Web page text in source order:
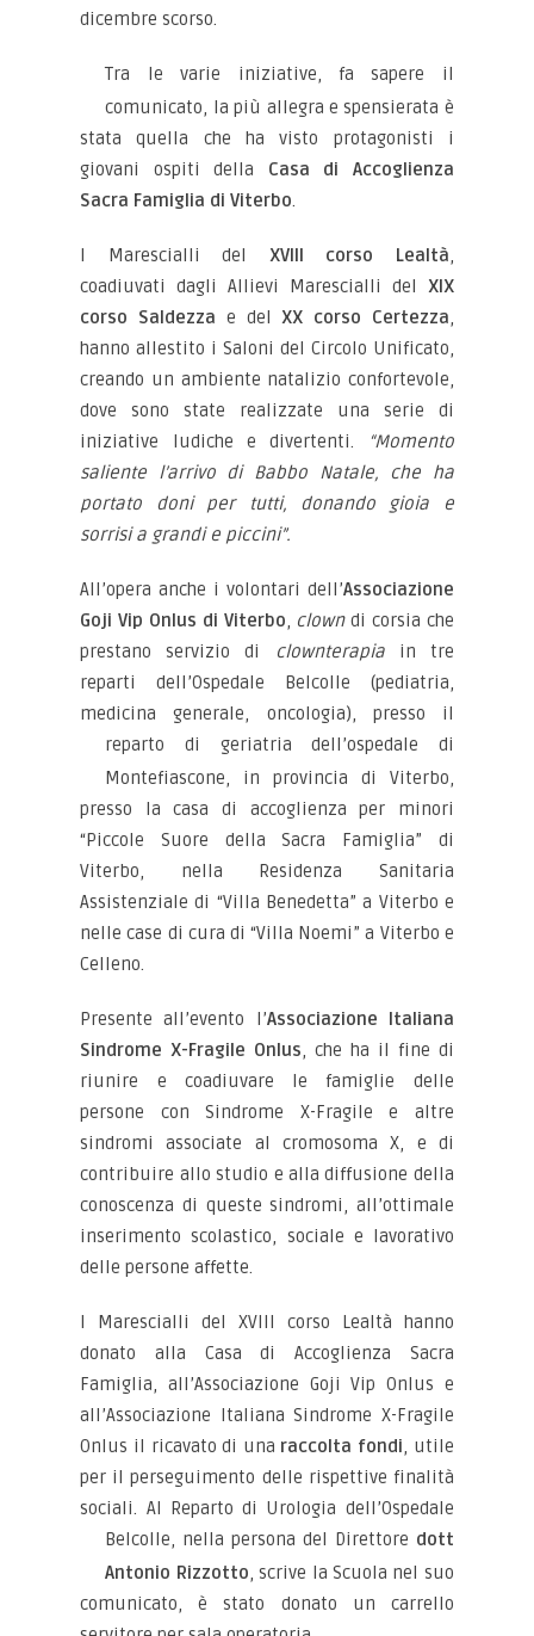
dicembre scorso.
Tra le varie iniziative, fa sapere il
comunicato, la più allegra e spensierata è
stata quella che ha visto protagonisti i
giovani ospiti della Casa di Accoglienza
Sacra Famiglia di Viterbo.
I Marescialli del XVIII corso Lealtà,
coadiuvati dagli Allievi Marescialli del
XIX
corso Saldezza e del XX corso Certezza,
hanno allestito i Saloni del Circolo Unificato,
creando un ambiente natalizio confortevole,
dove sono state realizzate una serie di
iniziative ludiche e divertenti.
“Momento
saliente l’arrivo di Babbo Natale, che ha
portato doni per tutti, donando gioia e
sorrisi a grandi e piccini”.
All’opera anche i volontari dell’Associazione
Goji Vip Onlus di Viterbo, clowndi corsia che
prestano servizio di
clownterapiain tre
reparti dell’Ospedale Belcolle (pediatria,
medicina generale, oncologia), presso il
reparto di geriatria dell’ospedale di
Montefiascone, in provincia di Viterbo,
presso la casa di accoglienza per minori
“Piccole Suore della Sacra Famiglia” di
Viterbo, nella Residenza Sanitaria
Assistenziale di “Villa Benedetta” a Viterbo e
nelle case di cura di “Villa Noemi” a Viterbo e
Celleno.
Presente all’evento l’Associazione Italiana
Sindrome X-Fragile Onlus, che ha il fine di
riunire e coadiuvare le famiglie delle
persone con Sindrome X-Fragile e altre
sindromi associate al cromosoma X, e di
contribuire allo studio e alla diffusione della
conoscenza di queste sindromi, all’ottimale
inserimento scolastico, sociale e lavorativo
delle persone affette.
I Marescialli del XVIII corso Lealtà hanno
donato alla Casa di Accoglienza Sacra
Famiglia, all’Associazione Goji Vip Onlus e
all’Associazione Italiana Sindrome X-Fragile
Onlus il ricavato di una raccolta fondi, utile
per il perseguimento delle rispettive finalità
sociali. Al Reparto di Urologia dell’Ospedale
Belcolle, nella persona del Direttore dott
Antonio Rizzotto, scrive la Scuola nel suo
comunicato, è stato donato un carrello